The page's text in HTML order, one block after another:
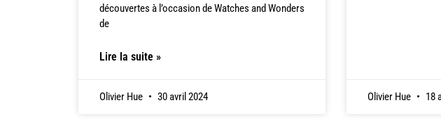
découvertes à l’occasion de Watches and Wonders
de
Lire la suite »
Olivier Hue 30 avril 2024 Olivier Hue 18